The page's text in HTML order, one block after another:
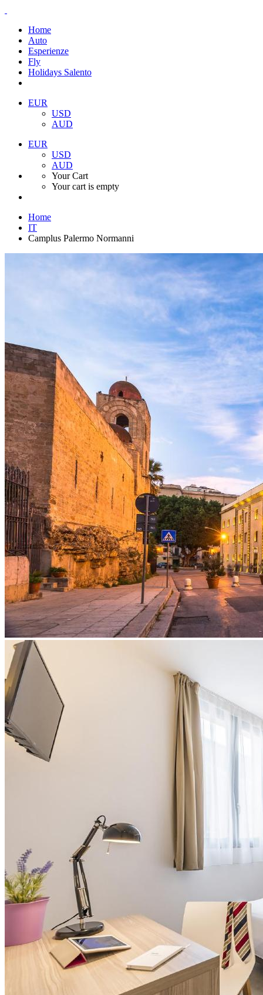
Home
Auto
Esperienze
Fly
Holidays Salento
EUR
USD
AUD
EUR
USD
AUD
Your Cart
Your cart is empty
Home
IT
Camplus Palermo Normanni